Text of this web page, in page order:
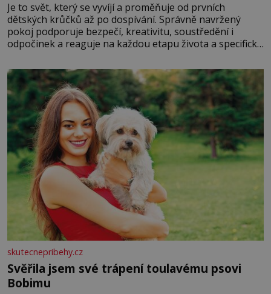
Je to svět, který se vyvíjí a proměňuje od prvních
dětských krůčků až po dospívání. Správně navržený
pokoj podporuje bezpečí, kreativitu, soustředění i
odpočinek a reaguje na každou etapu života a specifické
měkkost a bezpečí, proto by pokoj miminka měl působit
především klidně a útulně. Předškolní věk je
skutecnepribehy.cz
Svěřila jsem své trápení toulavému psovi
Bobimu